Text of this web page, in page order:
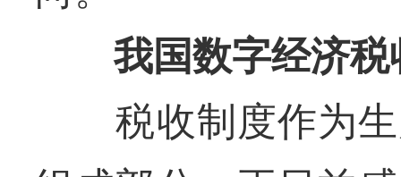
我国数字经济税
税收制度作为生